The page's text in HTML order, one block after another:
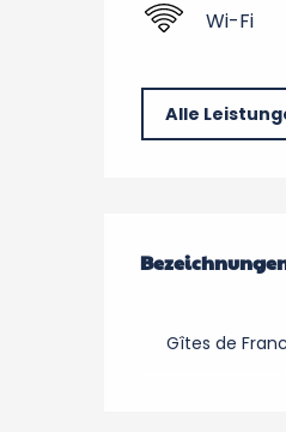
Wi-Fi
Alle
Gîtes de